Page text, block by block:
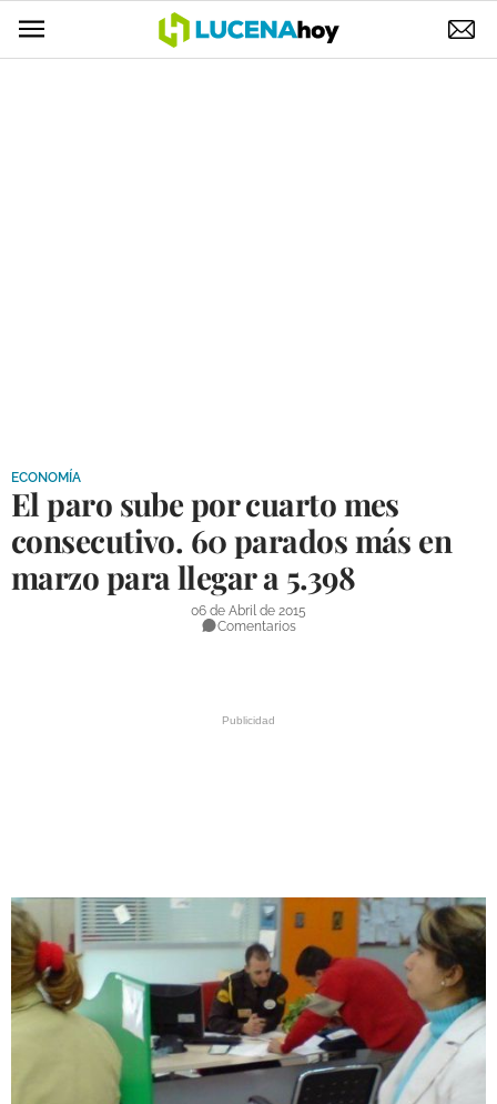
DEPORTES
OBRAS
NECROLÓGICAS
ECONOMÍA
El paro sube por cuarto mes
consecutivo. 60 parados más en
marzo para llegar a 5.398
06 de Abril de 2015
Comentarios